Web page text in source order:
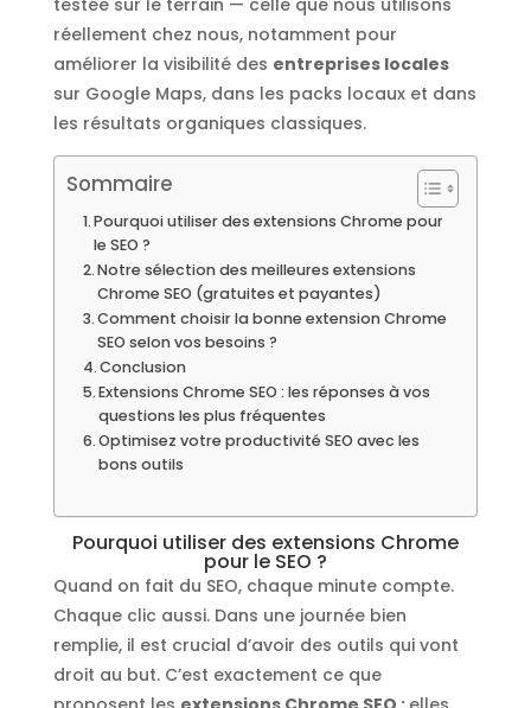
réellement chez nous, notamment pour
améliorer la visibilité des entreprises locales
sur Google Maps, dans les packs locaux et dans
les résultats organiques classiques.
Sommaire
Pourquoi utiliser des extensions Chrome pour
le SEO ?
Notre sélection des meilleures extensions
Chrome SEO (gratuites et payantes)
Comment choisir la bonne extension Chrome
SEO selon vos besoins ?
Conclusion
Extensions Chrome SEO : les réponses à vos
questions les plus fréquentes
Optimisez votre productivité SEO avec les
bons outils
Pourquoi utiliser des extensions Chrome
pour le SEO ?
Quand on fait du SEO, chaque minute compte.
Chaque clic aussi. Dans une journée bien
remplie, il est crucial d’avoir des outils qui vont
droit au but. C’est exactement ce que